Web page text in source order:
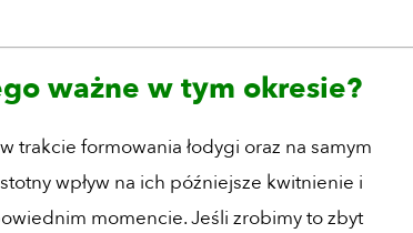
ważne w tym okresie?
trakcie formowania łodygi oraz na samym
wpływ na ich późniejsze kwitnienie i
momencie. Jeśli zrobimy to zbyt